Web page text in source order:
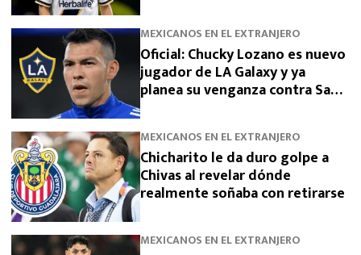
MEXICANOS EN EL EXTRANJERO
Oficial: Chucky Lozano es nuevo
jugador de LA Galaxy y ya
planea su venganza contra San
MEXICANOS EN EL EXTRANJERO
Chicharito le da duro golpe a
Chivas al revelar dónde
realmente soñaba con retirarse
MEXICANOS EN EL EXTRANJERO